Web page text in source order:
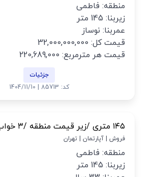
منطقه: فاطمی
زیربنا: 145 متر
عمربنا: نوساز
قیمت کل: 32,000,000,000
قیمت هر مترمربع: 220,689,000
جزئیات
کد: 85713 | 1404/11/10
۱۴۵ متری /زیر قیمت منطقه /۳ خواب
فروش | آپارتمان | تهران
منطقه: فاطمی
زیربنا: 145 متر